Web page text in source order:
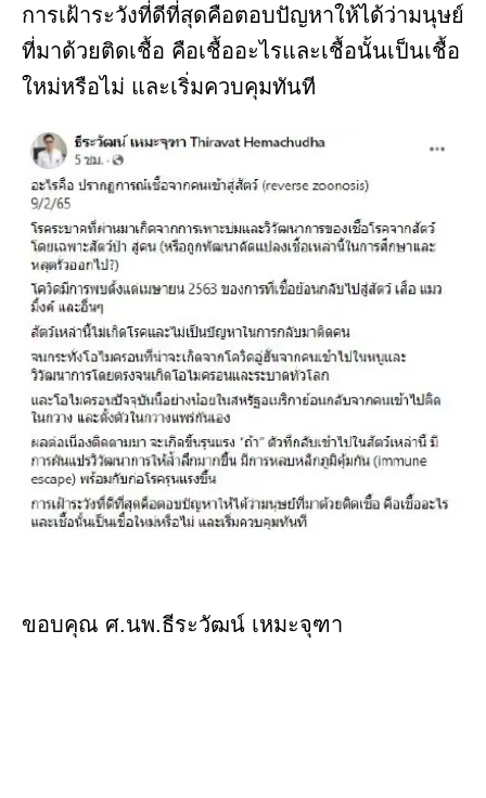
การเฝ้าระวังที่ดีที่สุดคือตอบปัญหาให้ได้ว่ามนุษย์
ที่มาด้วยติดเชื้อ คือเชื้ออะไรและเชื้อนั้นเป็นเชื้อ
ใหม่หรือไม่ และเริ่มควบคุมทันที
ขอบคุณ ศ.นพ.ธีระวัฒน์ เหมะจุฑา